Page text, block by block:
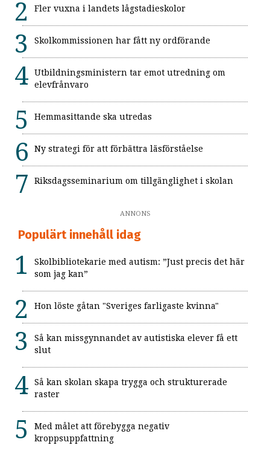
Fler vuxna i landets lågstadieskolor
Skolkommissionen har fått ny ordförande
Utbildningsministern tar emot utredning om
elevfrånvaro
Hemmasittande ska utredas
Ny strategi för att förbättra läsförståelse
Riksdagsseminarium om tillgänglighet i skolan
ANNONS
Populärt innehåll idag
Skolbibliotekarie med autism: ”Just precis det här
som jag kan”
Hon löste gåtan "Sveriges farligaste kvinna"
Så kan missgynnandet av autistiska elever få ett
slut
Så kan skolan skapa trygga och strukturerade
raster
Med målet att förebygga negativ
kroppsuppfattning